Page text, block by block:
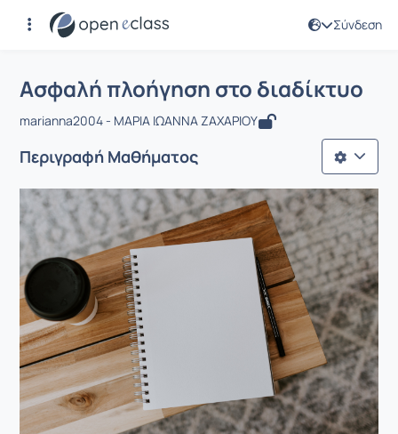
Σύνδεση
Αρχική Σελίδα
Μάθημα : Ασφαλή πλοήγηση στο
Ασφαλή πλοήγηση στο διαδίκτυο
marianna2004 - ΜΑΡΙΑ ΙΩΑΝΝΑ ΖΑΧΑΡΙΟΥ
Περιγραφή Μαθήματος